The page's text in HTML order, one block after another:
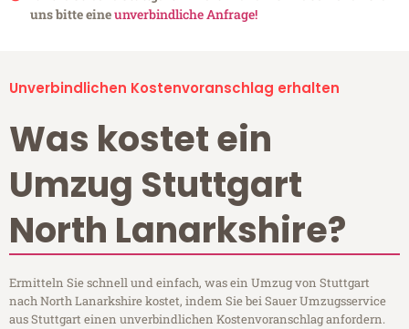
uns bitte eineunverbindliche Anfrage!
Unverbindlichen Kostenvoranschlag erhalten
Was kostet ein
Umzug Stuttgart
North Lanarkshire?
Ermitteln Sie schnell und einfach, was ein Umzug von Stuttgart
nach North Lanarkshire kostet, indem Sie bei Sauer Umzugsservice
aus Stuttgart einen unverbindlichen Kostenvoranschlag anfordern.